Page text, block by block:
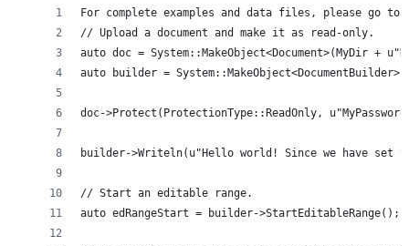
For complete examples and data files, please go to
// Upload a document and make it as read-only.
auto doc = System::MakeObject<Document>(MyDir +
auto builder =
doc->Protect(ProtectionType::ReadOnly,
builder->Writeln(u"Hello world! Since we have set
// Start an editable range.
auto edRangeStart = builder->StartEditableRange();